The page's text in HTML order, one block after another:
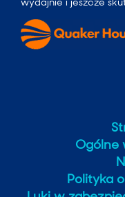
Ogólne
Polityka